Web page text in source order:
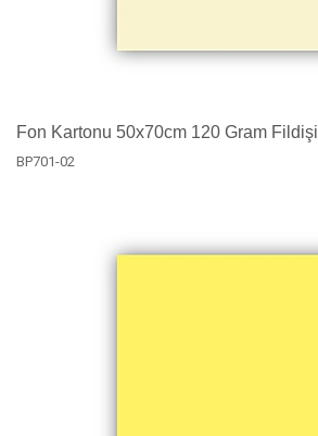
Fon Kartonu 50x70cm 120 Gram Fildişi
BP701-02